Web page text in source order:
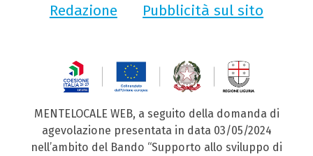
Redazione
Pubblicità sul sito
MENTELOCALE WEB, a seguito della domanda di
agevolazione presentata in data 03/05/2024
nell’ambito del Bando “Supporto allo sviluppo di